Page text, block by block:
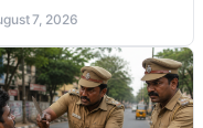
7, 2026